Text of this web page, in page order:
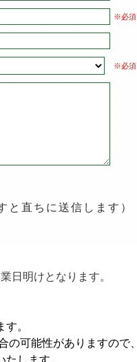
※必須
※必須
と直ちに送信します）
日明けとなります。
。
の可能性がありますので、
します。